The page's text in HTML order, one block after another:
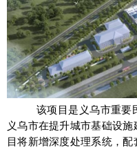
该项目是义乌市重要
义乌市在提升城市基础设
目将新增深度处理系统，